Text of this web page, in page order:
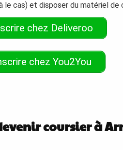
le cas) et disposer du matériel de
chez Deliveroo
chez You2You
coursier à